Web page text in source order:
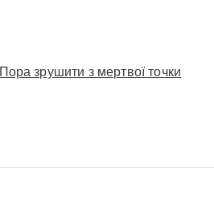
Пора зрушити з мертвої точки